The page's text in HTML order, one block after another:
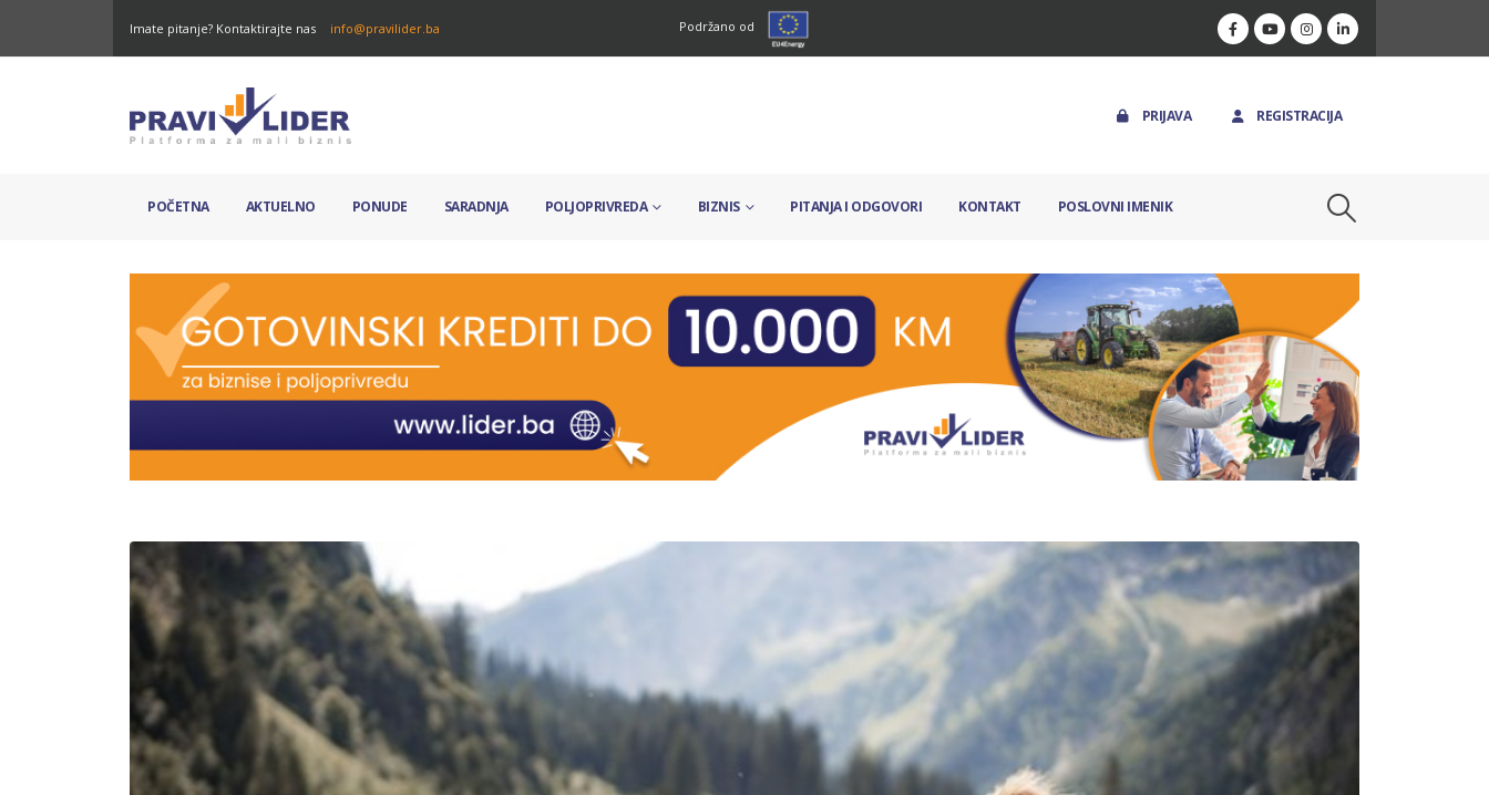
Imate pitanje? Kontaktirajte nas info@pravilider.ba Podržano od
PRIJAVA REGISTRACIJA
POČETNA AKTUELNO PONUDE SARADNJA POLJOPRIVREDA BIZNIS PITANJA I ODGOVORI KONTAKT POSLOVNI IMENIK